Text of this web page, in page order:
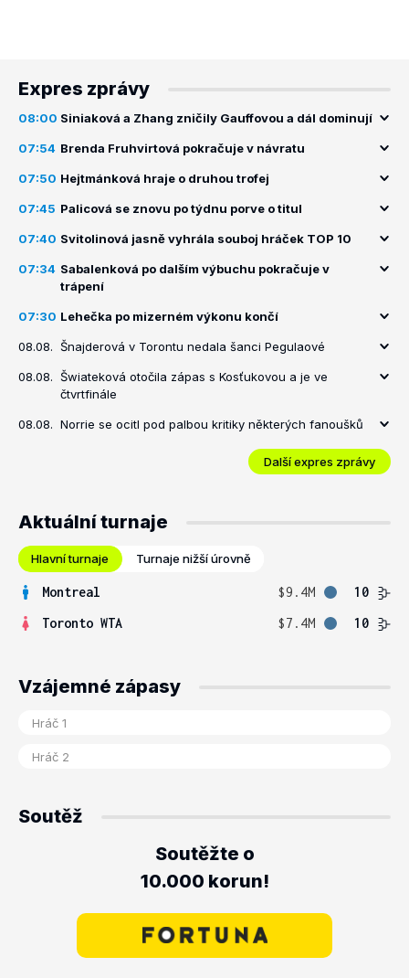
Expres zprávy
08:00 Siniaková a Zhang zničily Gauffovou a dál dominují
07:54 Brenda Fruhvirtová pokračuje v návratu
07:50 Hejtmánková hraje o druhou trofej
07:45 Palicová se znovu po týdnu porve o titul
07:40 Svitolinová jasně vyhrála souboj hráček TOP 10
07:34 Sabalenková po dalším výbuchu pokračuje v
trápení
07:30 Lehečka po mizerném výkonu končí
08.08. Šnajderová v Torontu nedala šanci Pegulaové
08.08. Šwiateková otočila zápas s Kosťukovou a je ve
čtvrtfinále
08.08. Norrie se ocitl pod palbou kritiky některých fanoušků
Další expres zprávy
Aktuální turnaje
Hlavní turnaje Turnaje nižší úrovně
Montreal $9.4M
10
Toronto WTA
$7.4M 10
Vzájemné zápasy
Soutěž
Soutěžte o
10.000 korun!